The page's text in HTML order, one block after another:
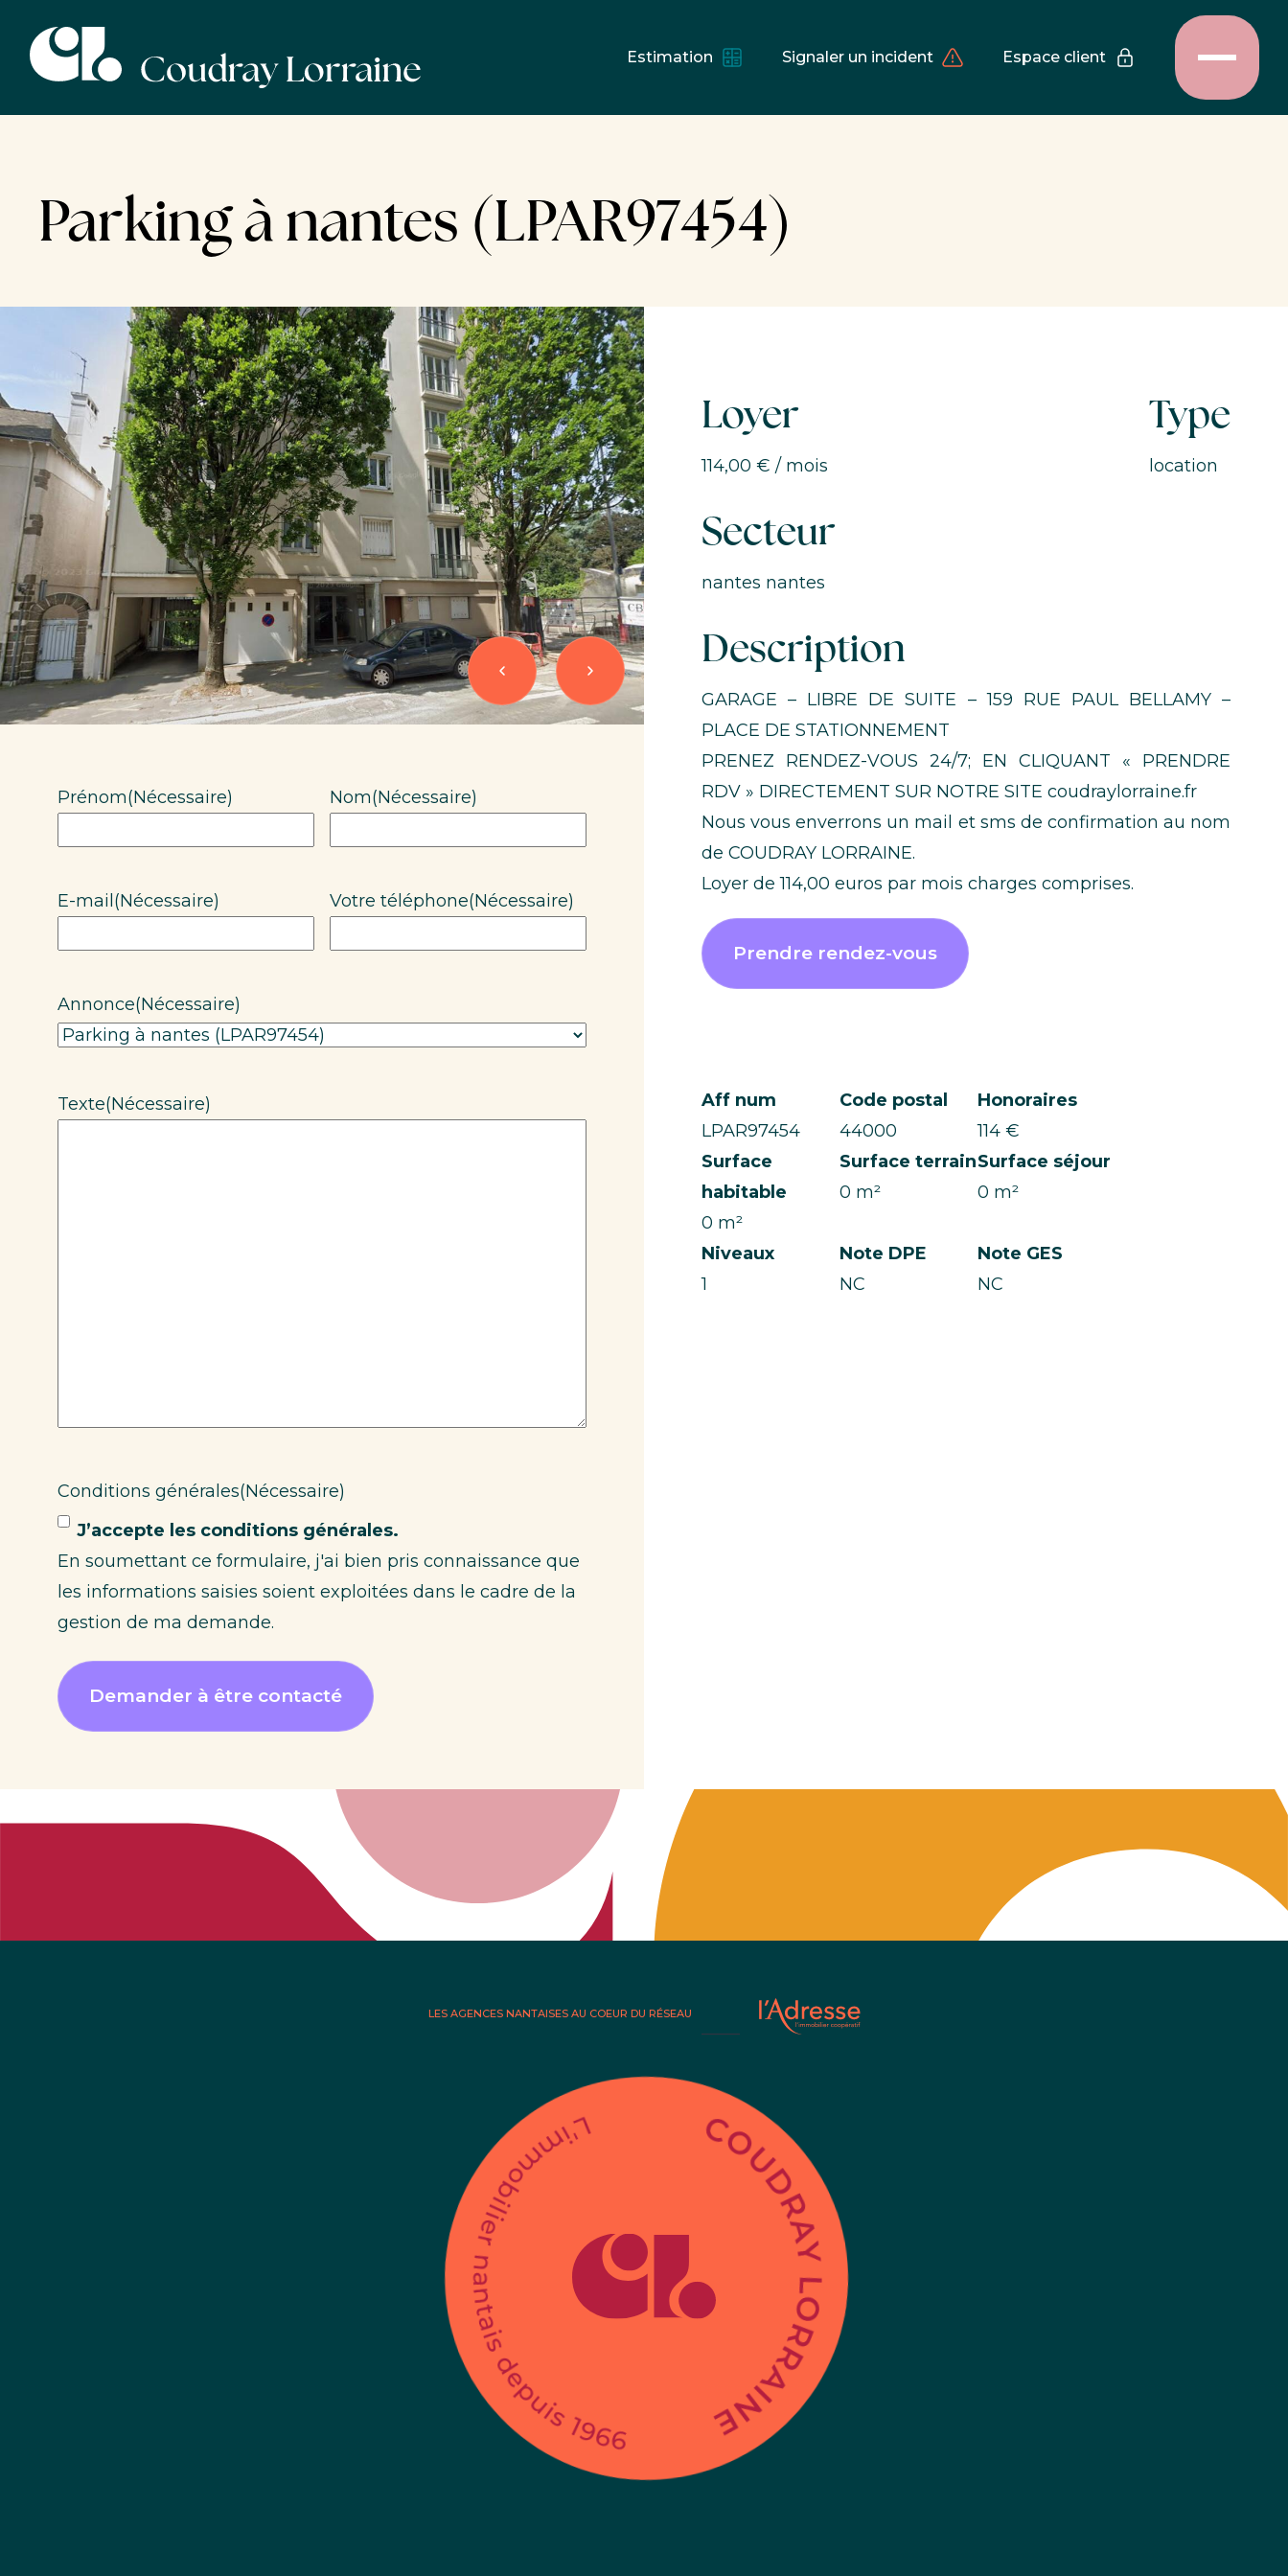
Estimation Signaler un incident Espace client
Parking à nantes (LPAR97454)
Prénom(Nécessaire) Nom(Nécessaire)
E-mail(Nécessaire) Votre téléphone(Nécessaire)
Annonce(Nécessaire)
Texte(Nécessaire)
Conditions générales(Nécessaire)
J’accepte les conditions générales.
En soumettant ce formulaire, j'ai bien pris connaissance que
les informations saisies soient exploitées dans le cadre de la
gestion de ma demande.
Demander à être contacté
Loyer
114,00 € / mois
Type
location
Secteur
nantes nantes
Description
GARAGE – LIBRE DE SUITE – 159 RUE PAUL BELLAMY –
PLACE DE STATIONNEMENT
PRENEZ RENDEZ-VOUS 24/7; EN CLIQUANT « PRENDRE
RDV » DIRECTEMENT SUR NOTRE SITE coudraylorraine.fr
Nous vous enverrons un mail et sms de confirmation au nom
de COUDRAY LORRAINE.
Loyer de 114,00 euros par mois charges comprises.
Prendre rendez-vous
Aff num
LPAR97454
Code postal
44000
Honoraires
114 €
Surface
habitable
0 m²
Surface terrain
0 m²
Surface séjour
0 m²
Niveaux
1
Note DPE
NC
Note GES
NC
LES AGENCES NANTAISES AU COEUR DU RÉSEAU